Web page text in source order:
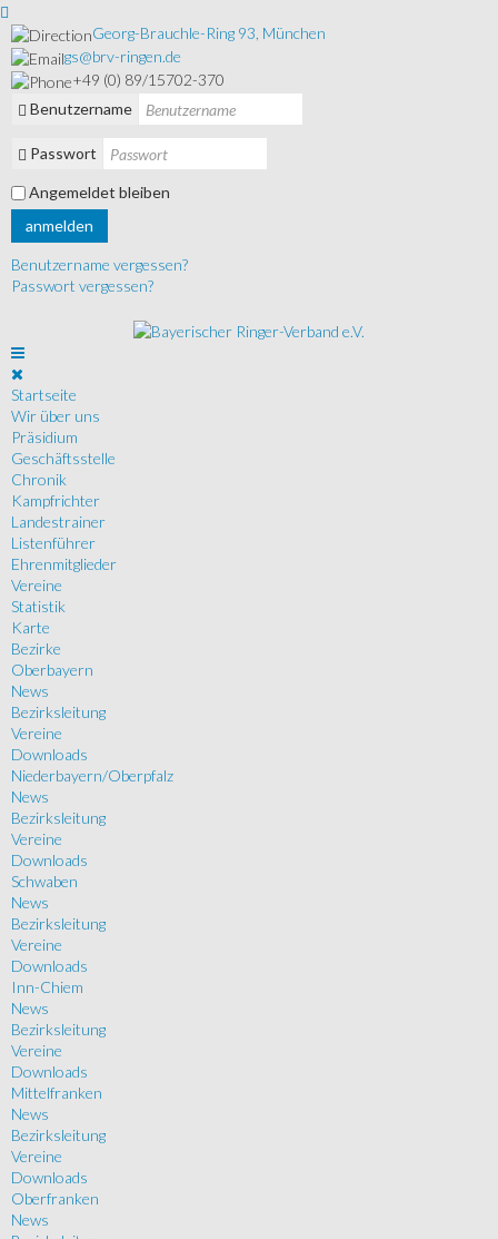
Georg-Brauchle-Ring 93, München
gs@brv-ringen.de
+49 (0) 89/15702-370
Benutzername
Passwort
Angemeldet bleiben
anmelden
Benutzername vergessen?
Passwort vergessen?
Startseite
Wir über uns
Präsidium
Geschäftsstelle
Chronik
Kampfrichter
Landestrainer
Listenführer
Ehrenmitglieder
Vereine
Statistik
Karte
Bezirke
Oberbayern
News
Bezirksleitung
Vereine
Downloads
Niederbayern/Oberpfalz
News
Bezirksleitung
Vereine
Downloads
Schwaben
News
Bezirksleitung
Vereine
Downloads
Inn-Chiem
News
Bezirksleitung
Vereine
Downloads
Mittelfranken
News
Bezirksleitung
Vereine
Downloads
Oberfranken
News